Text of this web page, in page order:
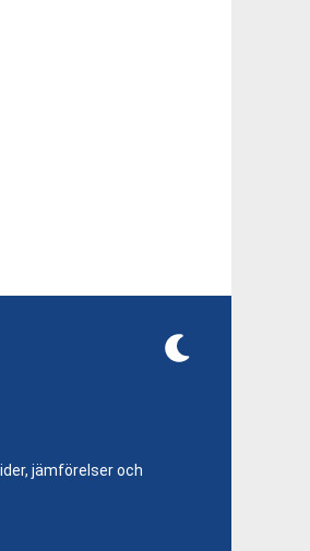
jämförelser och